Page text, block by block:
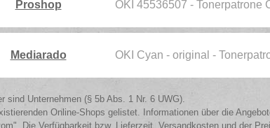
Proshop OKI 45536507 - Tonerpatrone
Mediarado OKI Cyan - original -
sind Unternehmen (§ 5b Abs. 1 Nr. 6 UWG).
Online-Shops gelistet. Informationen über die
Die Verfügbarkeit bzw. Lieferzeit, Versandkosten und der